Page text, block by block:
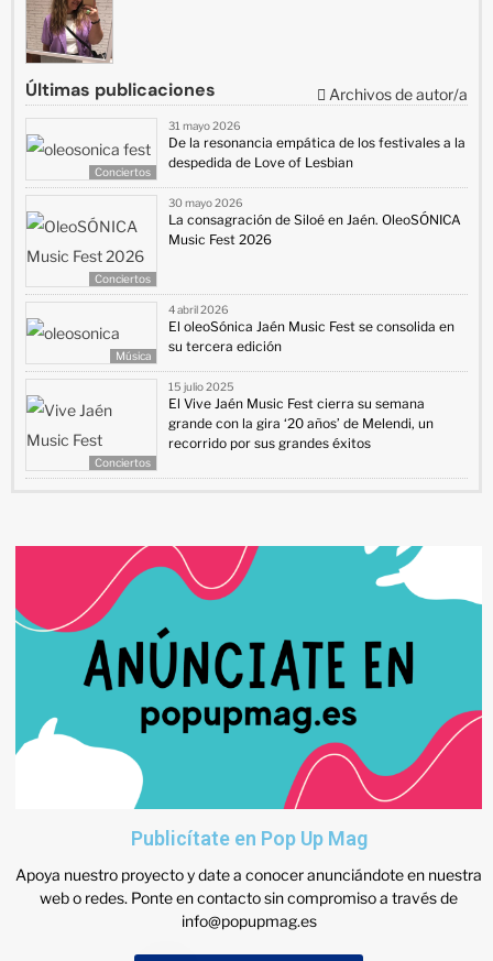
Últimas publicaciones Archivos de autor/a
Conciertos
31 mayo 2026
De la resonancia empática de los festivales a la
despedida de Love of Lesbian
Conciertos
30 mayo 2026
La consagración de Siloé en Jaén. OleoSÓNICA
Music Fest 2026
Música
4 abril 2026
El oleoSónica Jaén Music Fest se consolida en
su tercera edición
Conciertos
15 julio 2025
El Vive Jaén Music Fest cierra su semana
grande con la gira ‘20 años’ de Melendi, un
recorrido por sus grandes éxitos
Publicítate en Pop Up Mag
Apoya nuestro proyecto y date a conocer anunciándote en nuestra
web o redes. Ponte en contacto sin compromiso a través de
info@popupmag.es